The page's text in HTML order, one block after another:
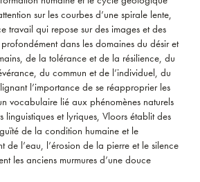
sur les courbes d’une spirale lente,
travail qui repose sur des images et des
dans les domaines du désir et
de la tolérance et de la résilience, du
du commun et de l’individuel, du
l’importance de se réapproprier les
vocabulaire lié aux phénomènes naturels
linguistiques et lyriques, Vloors établit des
de la condition humaine et le
de l’eau, l’érosion de la pierre et le silence
les anciens murmures d’une douce